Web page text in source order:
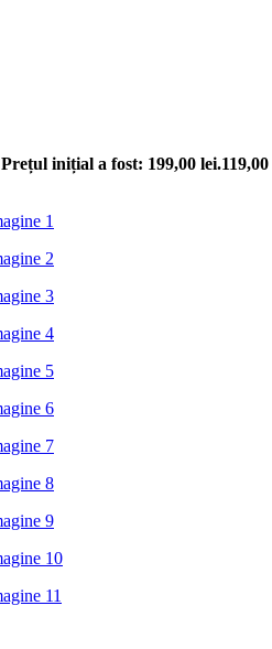
Prețul inițial a fost: 199,00 lei.119,00